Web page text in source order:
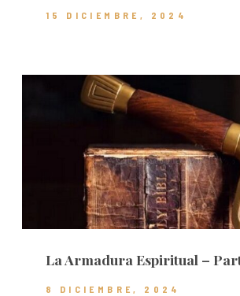
15 DICIEMBRE, 2024
La Armadura Espiritual –
8 DICIEMBRE, 2024